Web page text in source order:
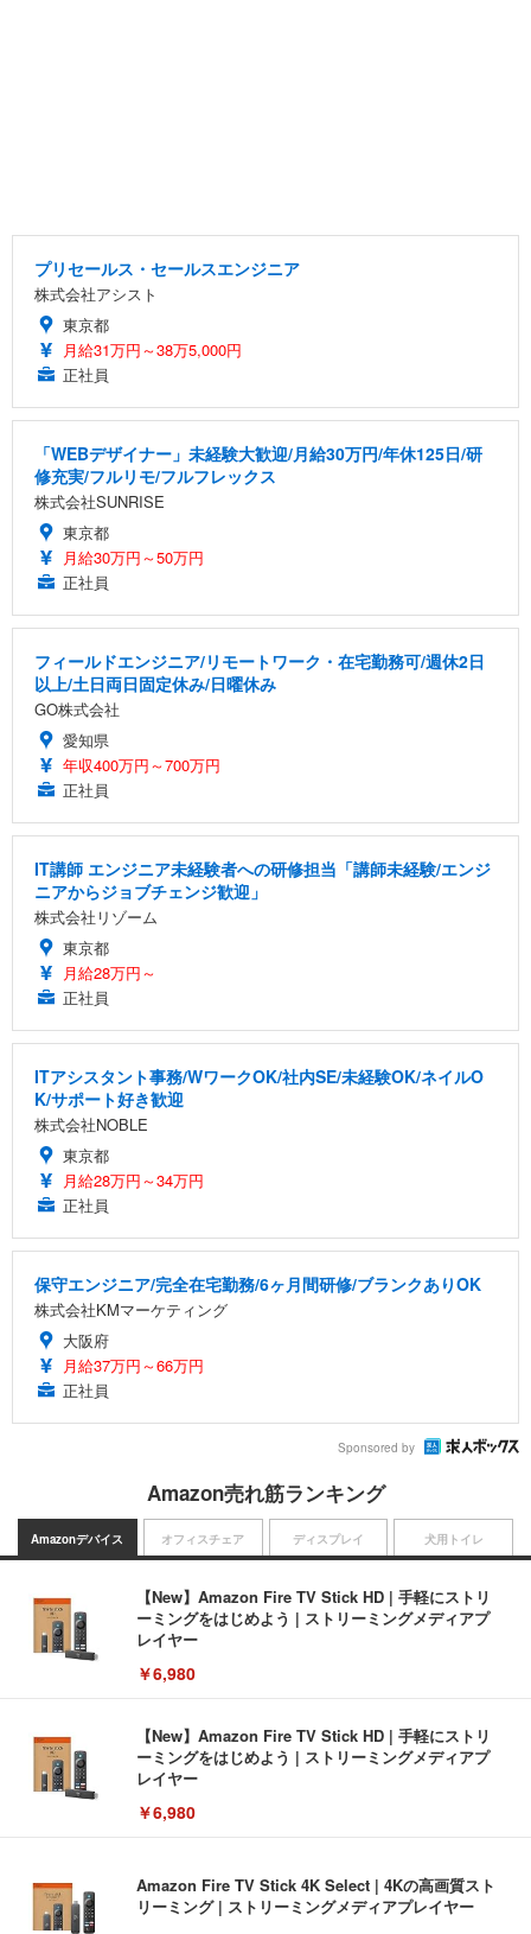
プリセールス・セールスエンジニア
株式会社アシスト
東京都
月給31万円～38万5,000円
正社員
「WEBデザイナー」未経験大歓迎/月給30万円/年休125日/研
修充実/フルリモ/フルフレックス
株式会社SUNRISE
東京都
月給30万円～50万円
正社員
フィールドエンジニア/リモートワーク・在宅勤務可/週休2日
以上/土日両日固定休み/日曜休み
GO株式会社
愛知県
年収400万円～700万円
正社員
IT講師 エンジニア未経験者への研修担当「講師未経験/エンジ
ニアからジョブチェンジ歓迎」
株式会社リゾーム
東京都
月給28万円～
正社員
ITアシスタント事務/WワークOK/社内SE/未経験OK/ネイルO
K/サポート好き歓迎
株式会社NOBLE
東京都
月給28万円～34万円
正社員
保守エンジニア/完全在宅勤務/6ヶ月間研修/ブランクありOK
株式会社KMマーケティング
大阪府
月給37万円～66万円
正社員
Sponsored by
Amazon売れ筋ランキング
Amazonデバイス
【New】Amazon Fire TV Stick HD | 手軽にストリ
ーミングをはじめよう | ストリーミングメディアプ
レイヤー
￥6,980
【New】Amazon Fire TV Stick HD | 手軽にストリ
ーミングをはじめよう | ストリーミングメディアプ
レイヤー
￥6,980
Amazon Fire TV Stick 4K Select | 4Kの高画質スト
リーミング | ストリーミングメディアプレイヤー
オフィスチェア ディスプレイ 犬用トイレ